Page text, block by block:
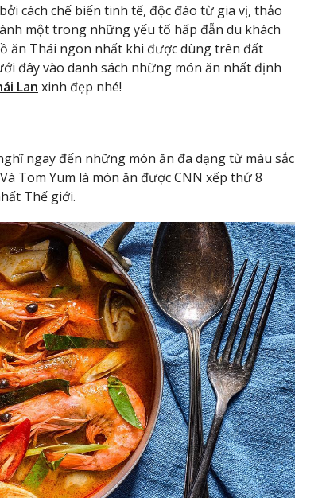
cách chế biến tinh tế, độc đáo từ gia vị, thảo
một trong những yếu tố hấp đẫn du khách
ăn Thái ngon nhất khi được dùng trên đất
đây vào danh sách những món ăn nhất định
Lan xinh đẹp nhé!
ngay đến những món ăn đa dạng từ màu sắc
Tom Yum là món ăn được CNN xếp thứ 8
Thế giới.